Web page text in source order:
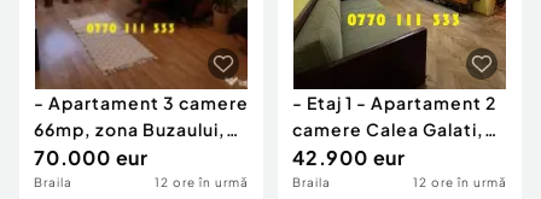
- Apartament 3 camere
66mp, zona Buzaului,
etaj 3. Mobilat U
70.000 eur
Braila 12 ore în urmă
- Etaj 1 - Apartament 2
camere Calea Galati,
confort 1 semid
42.900 eur
Braila 12 ore în urmă